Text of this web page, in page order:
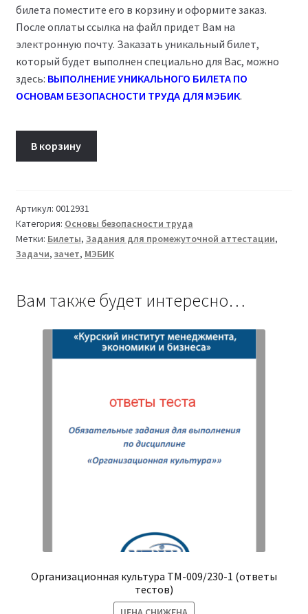
билета поместите его в корзину и оформите заказ.
После оплаты ссылка на файл придет Вам на
электронную почту. Заказать уникальный билет,
который будет выполнен специально для Вас, можно
здесь: ВЫПОЛНЕНИЕ УНИКАЛЬНОГО БИЛЕТА ПО
ОСНОВАМ БЕЗОПАСНОСТИ ТРУДА ДЛЯ МЭБИК.
Основы
безопасности
труда
ТМ-009/221-
В корзину
Артикул: 0012931
Категория: Основы безопасности труда
Метки: Билеты, Задания для промежуточной аттестации,
Задачи, зачет, МЭБИК
Вам также будет интересно…
Организационная культура ТМ-009/230-1 (ответы
тестов)